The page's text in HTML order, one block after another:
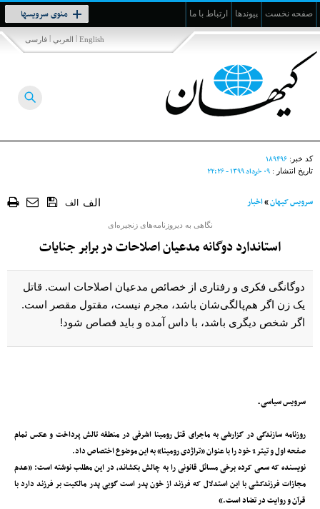
صفحه نخست پیوندها ارتباط با ما منوی سرویسها
Toggle
navigation
فارسی | العربي | English
کد خبر: ۱۸۹۴۹۶
تاریخ انتشار : ۰۹ خرداد ۱۳۹۹ - ۲۲:۲۶
سرویس کیهان»اخبار الف الف
نگاهی به دیروزنامه‌های زنجیره‌ای
استاندارد دوگانه مدعیان اصلاحات در برابر جنایات
دوگانگی فکری و رفتاری از خصائص مدعیان اصلاحات است. قاتل
یک زن اگر هم‌پالگی‌شان باشد، مجرم نیست، مقتول مقصر است.
اگر شخص دیگری باشد، با داس آمده و باید قصاص شود!
سرویس سیاسی ـ
روزنامه سازندگی در گزارشی به ماجرای قتل رومینا اشرفی در منطقه تالش پرداخت و عکس تمام
صفحه اول و تیتر 1 خود را با عنوان «تراژدی رومینا» به این موضوع اختصاص داد.
نویسنده که سعی کرده برخی مسائل قانونی را به چالش بکشاند، در این مطلب نوشته است: «عدم
مجازات فرزندکشی با این استدلال که فرزند از خون پدر است گویی پدر مالکیت بر فرزند دارد با
قرآن و روایت در تضاد است.»